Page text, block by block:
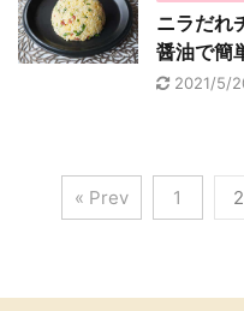
ニラだれ
醤油で簡
2021/5/
« Prev 1 2